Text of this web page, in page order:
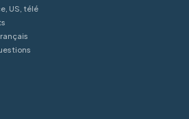
US, télé